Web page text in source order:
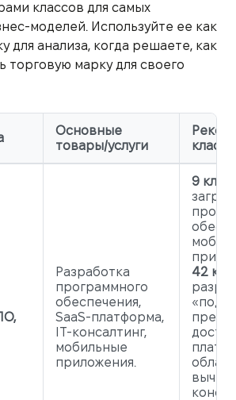
классов для самых
моделей. Используйте ее как
для анализа, когда решаете, как
торговую марку для своего
Основные
товары/услуги
Разработка
программного
обеспечения,
SaaS-платформа,
IT-консалтинг,
мобильные
приложения.
9
42
«под